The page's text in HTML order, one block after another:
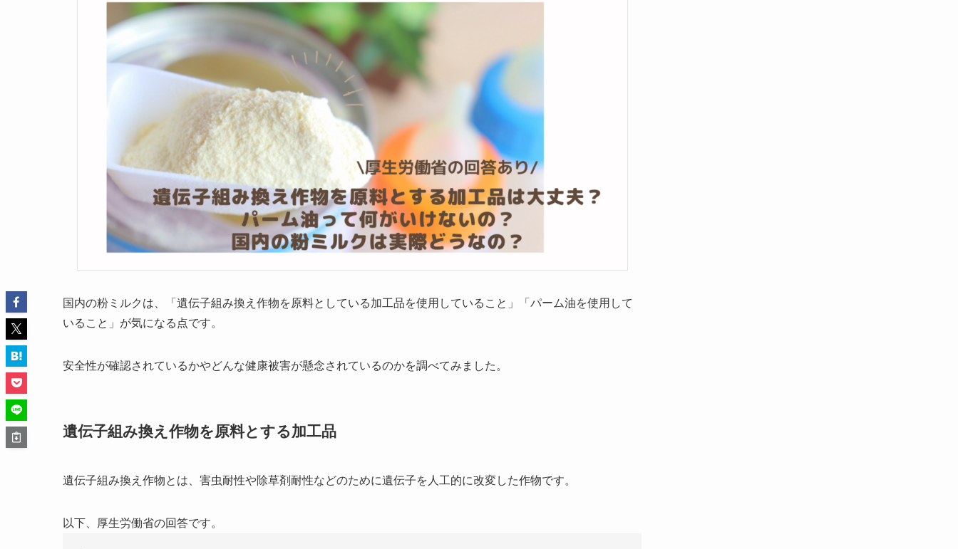
国内の粉ミルクは、「遺伝子組み換え作物を原料としている加工品を使用していること」「パーム油を使用して
いること」が気になる点です。
安全性が確認されているかやどんな健康被害が懸念されているのかを調べてみました。
遺伝子組み換え作物を原料とする加工品
遺伝子組み換え作物とは、害虫耐性や除草剤耐性などのために遺伝子を人工的に改変した作物です。
以下、厚生労働省の回答です。